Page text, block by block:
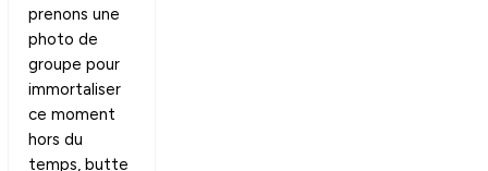
prenons une
photo de
groupe pour
immortaliser
ce moment
hors du
temps, butte